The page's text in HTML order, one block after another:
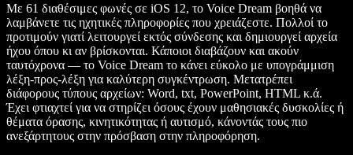
Με 61 διαθέσιμες φωνές σε iOS 12, το Voice Dream βοηθά να
λαμβάνετε τις ηχητικές πληροφορίες που χρειάζεστε. Πολλοί το
προτιμούν γιατί λειτουργεί εκτός σύνδεσης και δημιουργεί αρχεία
ήχου όπου κι αν βρίσκονται. Κάποιοι διαβάζουν και ακούν
ταυτόχρονα — το Voice Dream το κάνει εύκολο με υπογράμμιση
λέξη-προς-λέξη για καλύτερη συγκέντρωση. Μετατρέπει
διάφορους τύπους αρχείων: Word, txt, PowerPoint, HTML κ.ά.
Έχει φτιαχτεί για να στηρίζει όσους έχουν μαθησιακές δυσκολίες ή
θέματα όρασης, κινητικότητας ή αυτισμό, κάνοντάς τους πιο
ανεξάρτητους στην πρόσβαση στην πληροφόρηση.